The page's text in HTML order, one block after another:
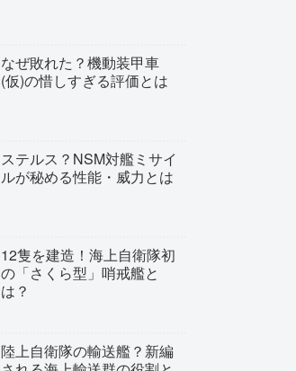
なぜ敗れた？機動装甲車
(仮)の惜しすぎる評価とは
ステルス？NSM対艦ミサイ
ルが秘める性能・威力とは
12隻を建造！海上自衛隊初
の「さくら型」哨戒艦と
は？
陸上自衛隊の輸送艦？新編